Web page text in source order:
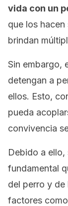
vida con un
que los
brindan
Sin embargo,
detengan a
ellos. Esto,
pueda
convivencia
Debido a ello,
fundamental
del perro y de
factores